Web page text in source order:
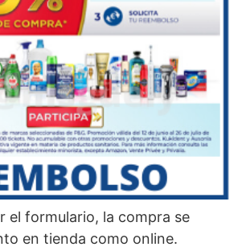
el formulario, la compra se
en tienda como online.